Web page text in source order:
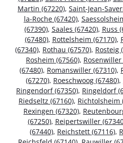
Martin (67220), Saint-Jean-
la-Roche (67420),
(67390), Saales (67420), Russ
(67480), Rottelsheim (67170),
(67340), Rothau (67570), Rosteig
Rosheim (67560), Rosenwiller
(67480), Romanswiller (67310),
(67270), Roeschwoog (67480),
Ringendorf (67350), Ringeldorf
Riedseltz (67160), Richtolsheim
Rexingen (67320),
(67250), Reipertswiller
(67440), Reichstett (67116),